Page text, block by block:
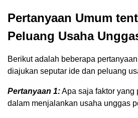
Pertanyaan Umum
Peluang Usaha
Berikut adalah beberapa
diajukan seputar ide dan peluang
Pertanyaan 1:Apa saja faktor yang
dalam menjalankan usaha unggas